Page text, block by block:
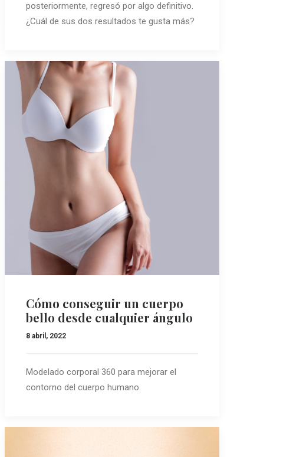
posteriormente, regresó por algo definitivo.
¿Cuál de sus dos resultados te gusta más?
Cómo conseguir un cuerpo
bello desde cualquier ángulo
8 abril, 2022
Modelado corporal 360 para mejorar el
contorno del cuerpo humano.